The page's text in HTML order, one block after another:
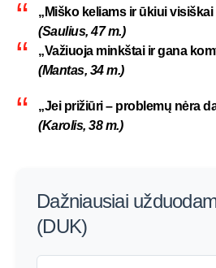
„Miško keliams ir ūkiui visiškai
(Saulius, 47 m.)
„Važiuoja minkštai ir gana
(Mantas, 34 m.)
„Jei prižiūri – problemų nėra
(Karolis, 38 m.)
Dažniausiai
(DUK)